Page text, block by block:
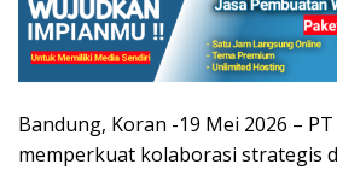
Bandung, Koran -19 Mei 2026 –
memperkuat kolaborasi strategis